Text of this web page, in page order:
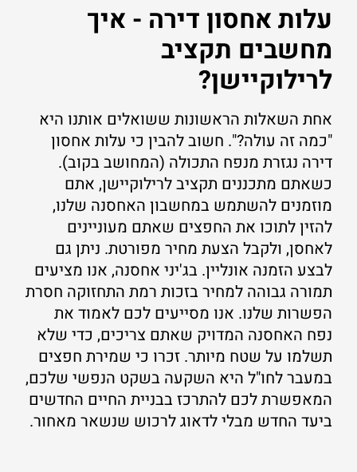
עלות אחסון דירה - איך
מחשבים תקציב
לרילוקיישן?
אחת השאלות הראשונות ששואלים אותנו היא
"כמה זה עולה?". חשוב להבין כי עלות אחסון
דירה נגזרת מנפח התכולה (המחושב בקוב).
כשאתם מתכננים תקציב לרילוקיישן, אתם
מוזמנים להשתמש במחשבון האחסנה שלנו,
להזין לתוכו את החפצים שאתם מעוניינים
לאחסן, ולקבל הצעת מחיר מפורטת. ניתן גם
לבצע הזמנה אונליין. בג'יני אחסנה, אנו מציעים
תמורה גבוהה למחיר בזכות רמת התחזוקה חסרת
הפשרות שלנו. אנו מסייעים לכם לאמוד את
נפח האחסנה המדויק שאתם צריכים, כדי שלא
תשלמו על שטח מיותר. זכרו כי שמירת חפצים
במעבר לחו"ל היא השקעה בשקט הנפשי שלכם,
המאפשרת לכם להתרכז בבניית החיים החדשים
ביעד החדש מבלי לדאוג לרכוש שנשאר מאחור.